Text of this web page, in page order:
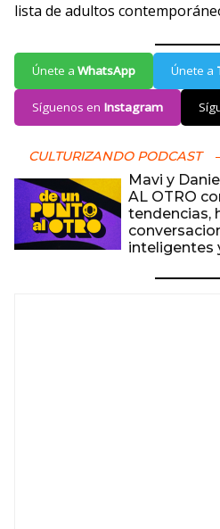
lista de adultos
Únete a WhatsApp Únete a
Síguenos en Instagram
CULTURIZANDO PODCAST
Mavi y
AL OTRO
tendencias,
inteligentes